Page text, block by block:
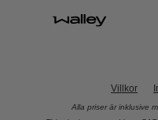
Villkor
Alla priser är inklusive